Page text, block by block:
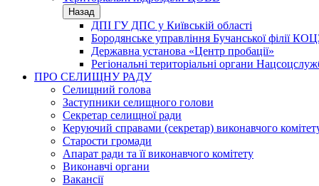
Назад
ДПІ ГУ ДПС у Київській області
Бородянське управління Бучанської філії
Державна установа «Центр пробації»
Регіональні територіальні органи
ПРО СЕЛИЩНУ РАДУ
Селищний голова
Заступники селищного голови
Секретар селищної ради
Керуючий справами (секретар) виконавчого
Старости громади
Апарат ради та її виконавчого комітету
Виконавчі органи
Вакансії